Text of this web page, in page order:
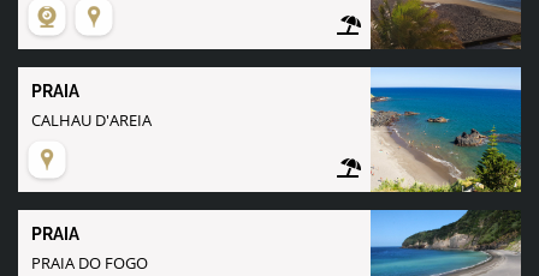
PRAIA
CALHAU D'AREIA
PRAIA
PRAIA DO FOGO